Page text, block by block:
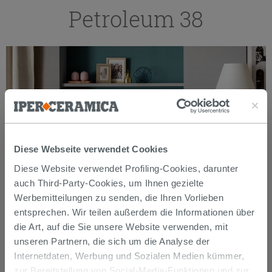
Diese Webseite verwendet Cookies
Diese Website verwendet Profiling-Cookies, darunter
auch Third-Party-Cookies, um Ihnen gezielte
Werbemitteilungen zu senden, die Ihren Vorlieben
entsprechen. Wir teilen außerdem die Informationen über
die Art, auf die Sie unsere Website verwenden, mit
unseren Partnern, die sich um die Analyse der
Internetdaten, Werbung und Sozialen Medien kümmer,
Petroleum 38